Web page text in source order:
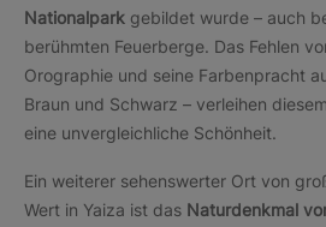
Nationalpark gebildet wurde – auch
berühmten Feuerberge. Das Fehlen
Orographie und seine Farbenpracht
Braun und Schwarz – verleihen
eine unvergleichliche Schönheit.
Ein weiterer sehenswerter Ort von
Wert in Yaiza ist das Naturdenkmal